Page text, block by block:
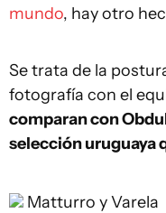
mundo, hay otro
Se trata de la
fotografía con el
comparan con
selección uruguaya
Matturro y Varela